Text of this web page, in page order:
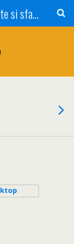
Restaurant si Mancare Retete si sfaturi Picant bun si rapid